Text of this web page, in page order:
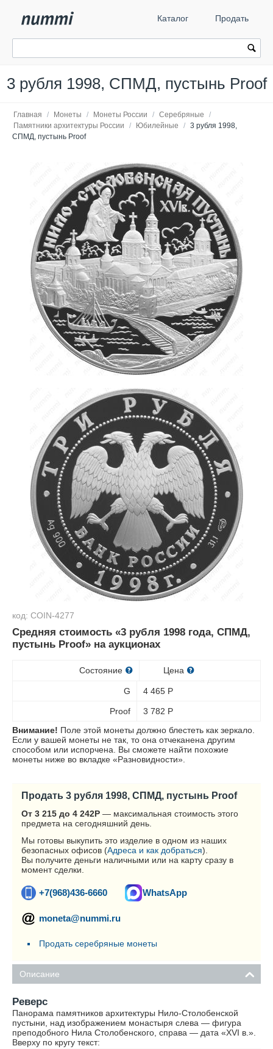
Каталог Продать
3 рубля 1998, СПМД, пустынь Proof
Главная / Монеты / Монеты России / Серебряные
/
Памятники архитектуры России
/ Юбилейные / 3 рубля 1998,
СПМД, пустынь Proof
код: COIN-4277
Средняя стоимость «3 рубля 1998 года, СПМД,
пустынь Proof» на аукционах
Состояние Цена
G 4 465 Р
Proof 3 782 Р
Внимание! Поле этой монеты должно блестеть как зеркало.
Если у вашей монеты не так, то она отчеканена другим
способом или испорчена. Вы сможете найти похожие
монеты ниже во вкладке «Разновидности».
Продать 3 рубля 1998, СПМД, пустынь Proof
От 3 215 до 4 242Р — максимальная стоимость этого
предмета на сегодняшний день.
Мы готовы выкупить это изделие в одном из наших
безопасных офисов (Адреса и как добраться).
Вы получите деньги наличными или на карту сразу в
момент сделки.
+7(968)436-6660 WhatsApp
moneta@nummi.ru
Продать серебряные монеты
Описание
Реверс
Панорама памятников архитектуры Нило-Столобенской
пустыни, над изображением монастыря слева — фигура
преподобного Нила Столобенского, справа — дата «XVI в.».
Вверху по кругу текст: